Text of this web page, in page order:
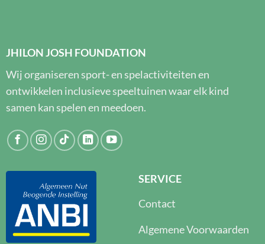
JHILON JOSH FOUNDATION
Wij organiseren sport- en spelactiviteiten en
ontwikkelen inclusieve speeltuinen waar elk kind
samen kan spelen en meedoen.
SERVICE
Contact
Algemene Voorwaarden